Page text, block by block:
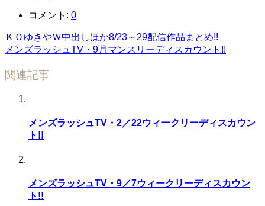
コメント: 0
ＫＯゆきやＷ中出しほか8/23～29配信作品まとめ!!
メンズラッシュTV・9月マンスリーディスカウント!!
関連記事
メンズラッシュTV・2／22ウィークリーディスカウン
ト!!
メンズラッシュTV・9／7ウィークリーディスカウン
ト!!